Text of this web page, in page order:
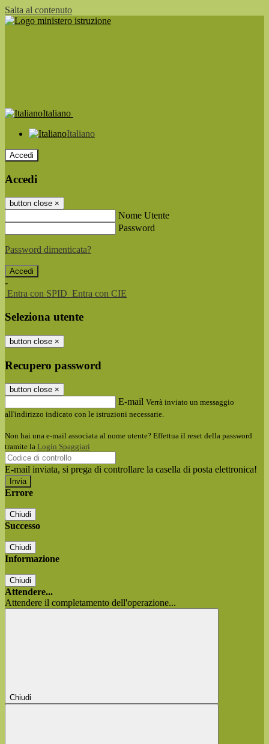
Salta al contenuto
Italiano
Italiano
Accedi
Accedi
button close ×
Nome Utente
Password
Password dimenticata?
-
Entra con SPID Entra con CIE
Seleziona utente
button close ×
Recupero password
button close ×
E-mail Verrà inviato un messaggio
all'indirizzo indicato con le istruzioni necessarie.
Non hai una e-mail associata al nome utente? Effettua il reset della password
tramite la Login Spaggiari
E-mail inviata, si prega di controllare la casella di posta elettronica!
Errore
Chiudi
Successo
Chiudi
Informazione
Chiudi
Attendere...
Attendere il completamento dell'operazione...
Chiudi